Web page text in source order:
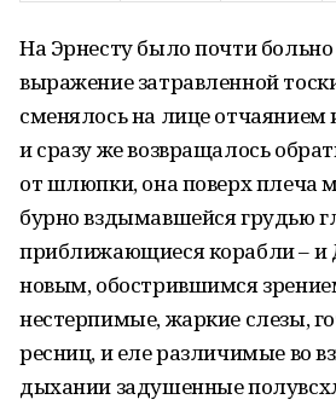
На Эрнесту было почти больно
выражение затравленной
сменялось на лице отчаянием
и сразу же возвращалось
от шлюпки, она поверх плеча
бурно вздымавшейся грудью
приближающиеся корабли – и
новым, обострившимся
нестерпимые, жаркие слезы,
ресниц, и еле различимые во
дыхании задушенные